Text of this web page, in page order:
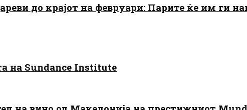
до крајот на февруари: Парите ќе им ги
на Sundance Institute